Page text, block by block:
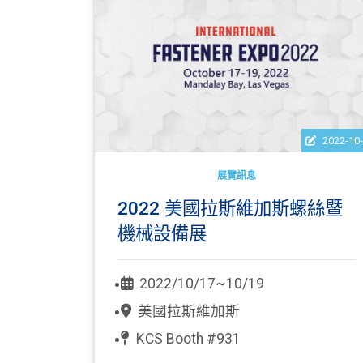
2022-
展覽訊息
2022 美國拉斯維加斯螺絲暨
機械設備展
2022/10/17~10/19
美國拉斯維加斯
KCS Booth #931